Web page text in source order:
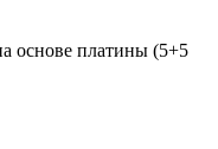
основе платины (5+5